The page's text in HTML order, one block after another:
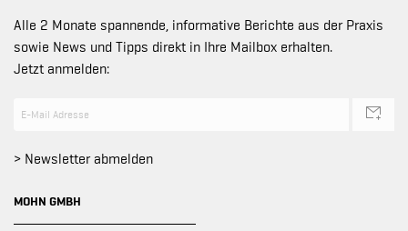
Alle 2 Monate spannende, informative Berichte aus der Praxis
sowie News und Tipps direkt in Ihre Mailbox erhalten.
Jetzt anmelden:
> Newsletter abmelden
MOHN GMBH